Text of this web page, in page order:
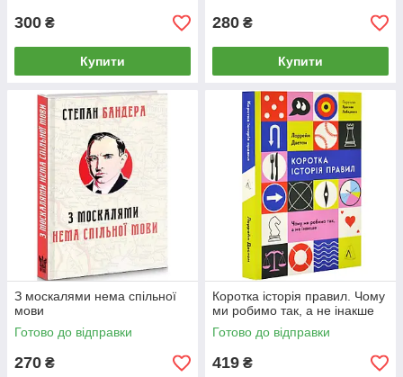
300 ₴
Купити
280 ₴
Купити
З москалями нема спільної
мови
Готово до відправки
270 ₴
Коротка історія правил. Чому
ми робимо так, а не інакше
Готово до відправки
419 ₴